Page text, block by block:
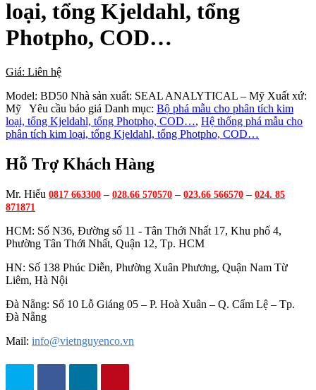
loại, tổng Kjeldahl, tổng
Photpho, COD…
Giá: Liên hệ
Model: BD50 Nhà sản xuất: SEAL ANALYTICAL – Mỹ Xuất xứ:
Mỹ
Yêu cầu báo giá Danh mục: Bộ phá mẫu cho phân tích kim
loại, tổng Kjeldahl, tổng Photpho, COD…, Hệ thống phá mẫu cho
phân tích kim loại, tổng Kjeldahl, tổng Photpho, COD…
Hỗ Trợ Khách Hàng
Mr. Hiếu 0817 663300 – 028.66 570570 – 023.66 566570 – 024. 85
871871
HCM: Số N36, Đường số 11 - Tân Thới Nhất 17, Khu phố 4,
Phường Tân Thới Nhất, Quận 12, Tp. HCM
HN: Số 138 Phúc Diễn, Phường Xuân Phương, Quận Nam Từ
Liêm, Hà Nội
Đà Nẵng: Số 10 Lỗ Giáng 05 – P. Hoà Xuân – Q. Cẩm Lệ – Tp.
Đà Nẵng
Mail: info@vietnguyenco.vn